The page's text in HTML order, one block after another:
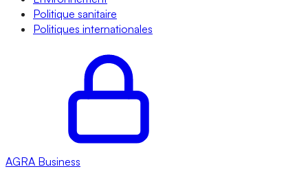
Politique sanitaire
Politiques internationales
AGRA Business